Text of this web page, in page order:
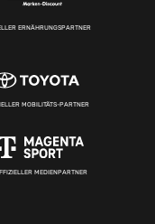
ERNÄHRUNGSPARTNER
MOBILITÄTS-PARTNER
MEDIENPARTNER